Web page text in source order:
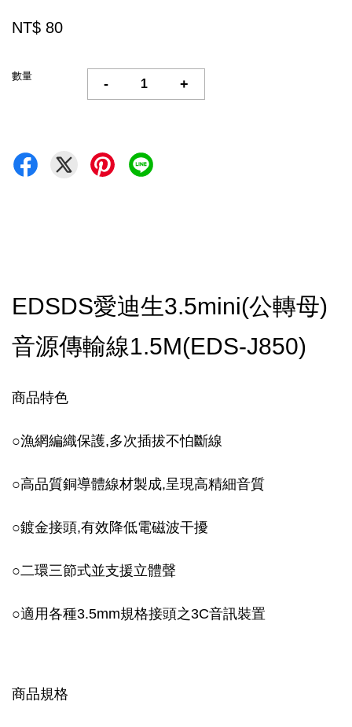
NT$ 80
數量
- +
EDSDS愛迪生3.5mini(公轉母)
音源傳輸線1.5M(EDS-J850)
商品特色
○漁網編織保護,多次插拔不怕斷線
○高品質銅導體線材製成,呈現高精細音質
○鍍金接頭,有效降低電磁波干擾
○二環三節式並支援立體聲
○適用各種3.5mm規格接頭之3C音訊裝置
商品規格